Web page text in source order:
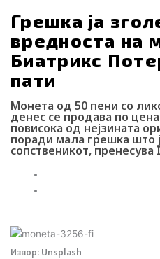
Грешка ја
вредноста на
Биатрикс
пати
Монета од 50 пени со
денес се продава по
повисока од нејзината
поради мала грешка што
сопственикот,
Извор: Unsplash